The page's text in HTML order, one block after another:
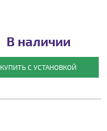
В наличии
КУПИТЬ С УСТАНОВКОЙ